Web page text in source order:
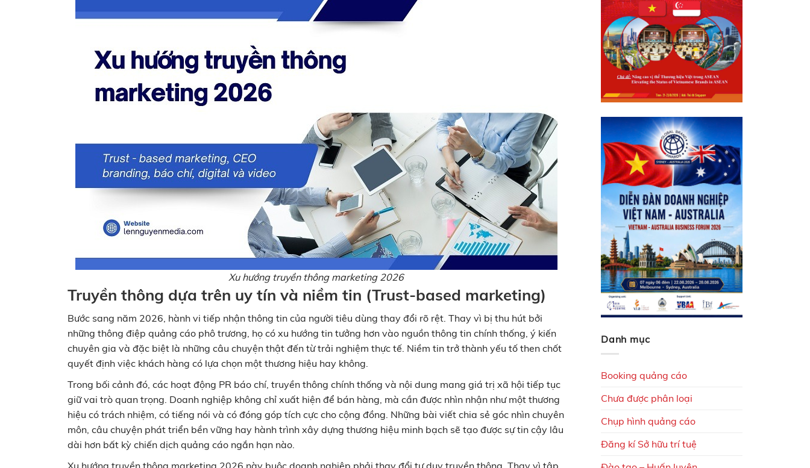
Xu hướng truyền thông marketing 2026
Truyền thông dựa trên uy tín và niềm tin (Trust-based marketing)
Bước sang năm 2026, hành vi tiếp nhận thông tin của người tiêu dùng thay đổi rõ rệt. Thay vì bị thu hút bởi
những thông điệp quảng cáo phô trương, họ có xu hướng tin tưởng hơn vào nguồn thông tin chính thống, ý kiến
chuyên gia và đặc biệt là những câu chuyện thật đến từ trải nghiệm thực tế. Niềm tin trở thành yếu tố then chốt
quyết định việc khách hàng có lựa chọn một thương hiệu hay không.
Trong bối cảnh đó, các hoạt động PR báo chí, truyền thông chính thống và nội dung mang giá trị xã hội tiếp tục
giữ vai trò quan trọng. Doanh nghiệp không chỉ xuất hiện để bán hàng, mà cần được nhìn nhận như một thương
hiệu có trách nhiệm, có tiếng nói và có đóng góp tích cực cho cộng đồng. Những bài viết chia sẻ góc nhìn chuyên
môn, câu chuyện phát triển bền vững hay hành trình xây dựng thương hiệu minh bạch sẽ tạo được sự tin cậy lâu
dài hơn bất kỳ chiến dịch quảng cáo ngắn hạn nào.
Xu hướng truyền thông marketing 2026 này buộc doanh nghiệp phải thay đổi tư duy truyền thông. Thay vì tập
Danh mục
Booking quảng cáo
Chưa được phân loại
Chụp hình quảng cáo
Đăng kí Sở hữu trí tuệ